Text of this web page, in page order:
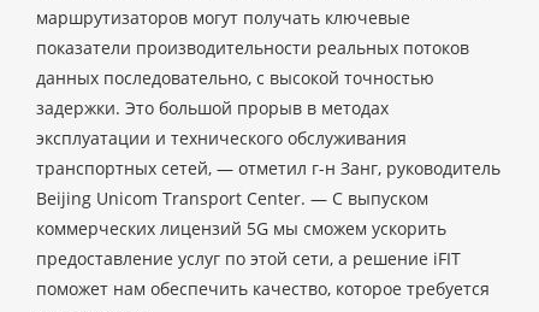
маршрутизаторов могут получать ключевые
показатели производительности реальных потоков
данных последовательно, с высокой точностью
задержки. Это большой прорыв в методах
эксплуатации и технического обслуживания
транспортных сетей, — отметил г-н Занг, руководитель
Beijing Unicom Transport Center. — С выпуском
коммерческих лицензий 5G мы сможем ускорить
предоставление услуг по этой сети, а решение iFIT
поможет нам обеспечить качество, которое требуется